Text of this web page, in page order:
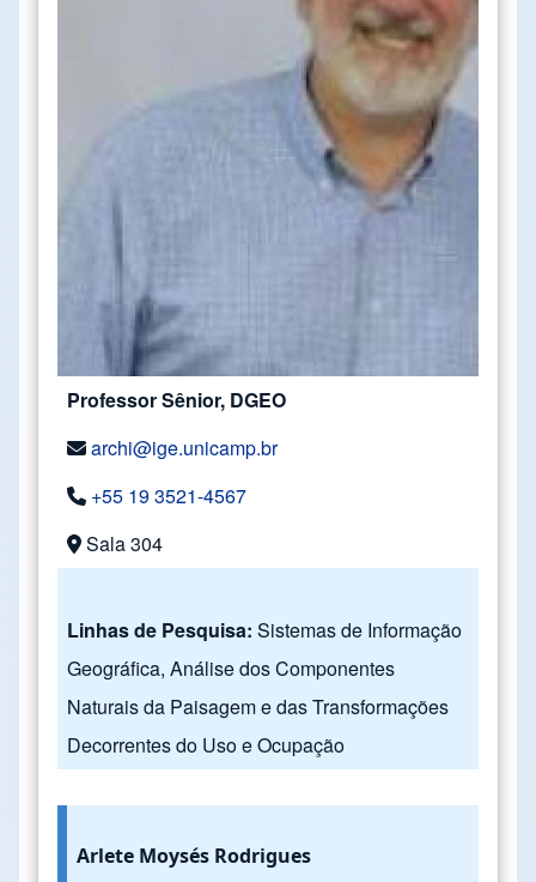
Professor Sênior, DGEO
archi@ige.unicamp.br
+55 19 3521-4567
Sala 304
Linhas de Pesquisa: Sistemas de Informação
Geográfica, Análise dos Componentes
Naturais da Paisagem e das Transformações
Decorrentes do Uso e Ocupação
Arlete Moysés Rodrigues